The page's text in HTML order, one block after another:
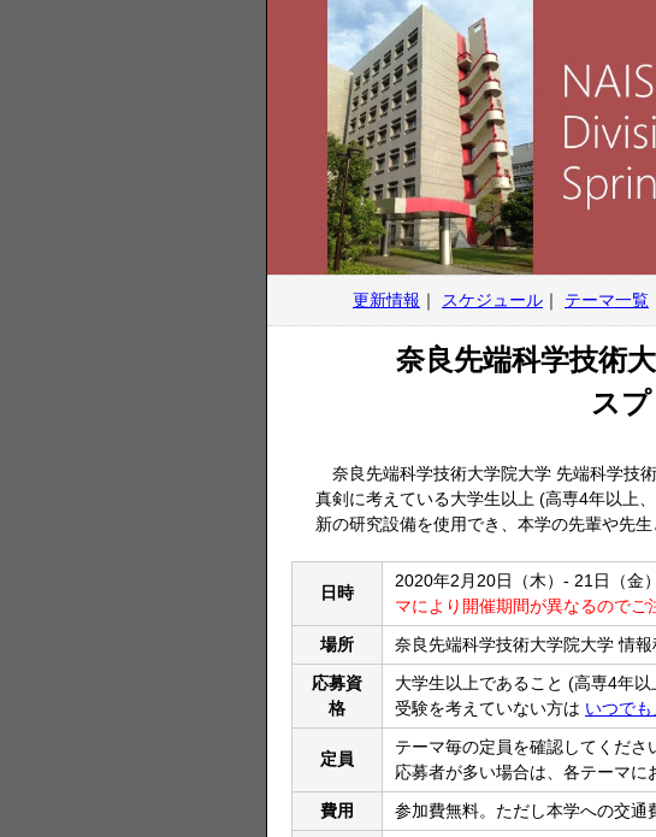
更新情報 ｜ スケジュール ｜ テーマ一覧
奈良先端科学技術
ス
奈良先端科学技術大学院大学 先端科学技
真剣に考えている大学生以上 (高専4年以上
新の研究設備を使用でき、本学の先輩や先
日時
2020年2月20日（木）- 21日（金
マにより開催期間が異なるのでご
場所
奈良先端科学技術大学院大学 情
応募資
格
大学生以上であること (高専4年
受験を考えていない方は いつで
定員
テーマ毎の定員を確認してくださ
応募者が多い場合は、各テーマに
費用
参加費無料。ただし本学への交通